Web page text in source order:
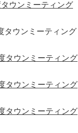
ウンミーティング
タウンミーティング
タウンミーティング
タウンミーティング
タウンミーティング